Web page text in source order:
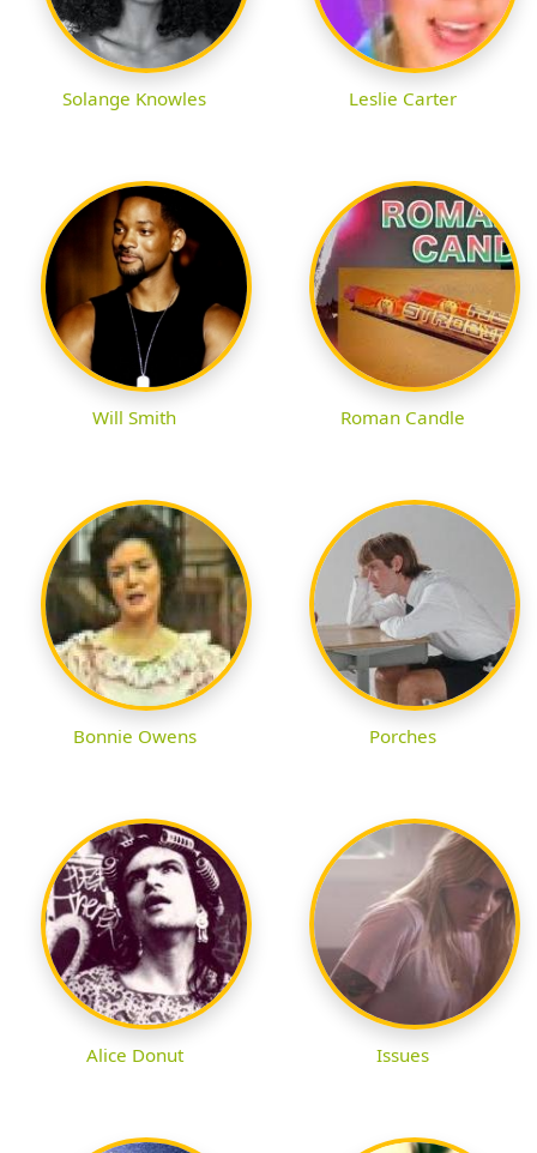
Solange Knowles Leslie Carter
Will Smith Roman Candle
Bonnie Owens Porches
Alice Donut Issues